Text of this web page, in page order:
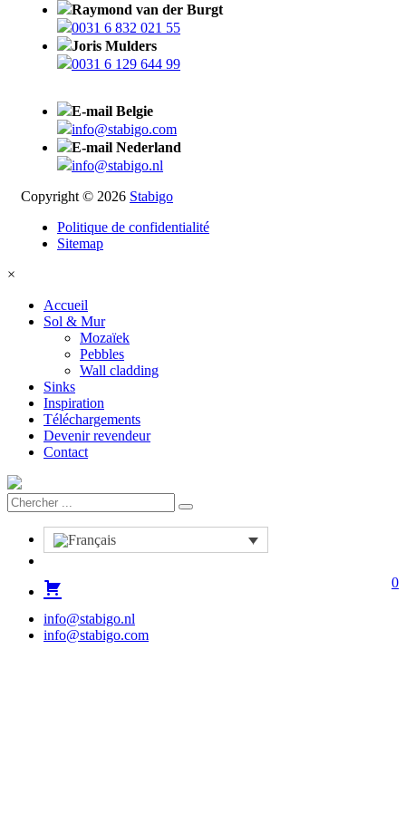
Raymond van der Burgt
0031 6 832 021 55
Joris Mulders
0031 6 129 644 99
E-mail Belgie
info@stabigo.com
E-mail Nederland
info@stabigo.nl
Copyright © 2026 Stabigo
Politique de confidentialité
Sitemap
×
Accueil
Sol & Mur
Mozaïek
Pebbles
Wall cladding
Sinks
Inspiration
Téléchargements
Devenir revendeur
Contact
0
info@stabigo.nl
info@stabigo.com